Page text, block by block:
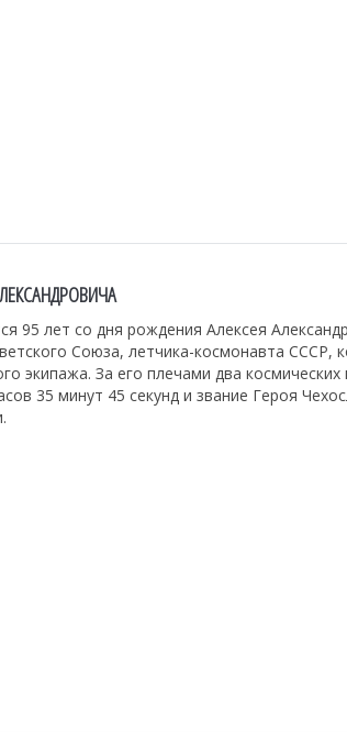
95 лет со дня рождения Алексея
Союза, летчика-космонавта СССР,
экипажа. За его плечами два космических
35 минут 45 секунд и звание Героя